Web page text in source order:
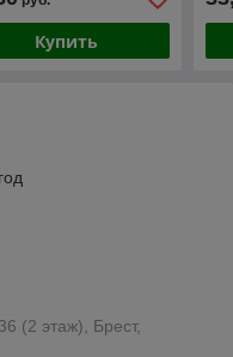
Купить
(2 этаж), Брест,